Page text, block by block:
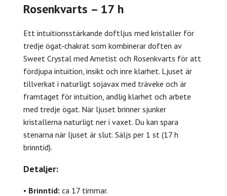
Rosenkvarts – 17 h
Ett intuitionsstärkande doftljus med kristaller för
tredje ögat-chakrat som kombinerar doften av
Sweet Crystal med Ametist och Rosenkvarts för att
fördjupa intuition, insikt och inre klarhet. Ljuset är
tillverkat i naturligt sojavax med träveke och är
framtaget för intuition, andlig klarhet och arbete
med tredje ögat. När ljuset brinner sjunker
kristallerna naturligt ner i vaxet. Du kan spara
stenarna när ljuset är slut. Säljs per 1 st (17 h
brinntid).
Detaljer:
• Brinntid: ca 17 timmar.